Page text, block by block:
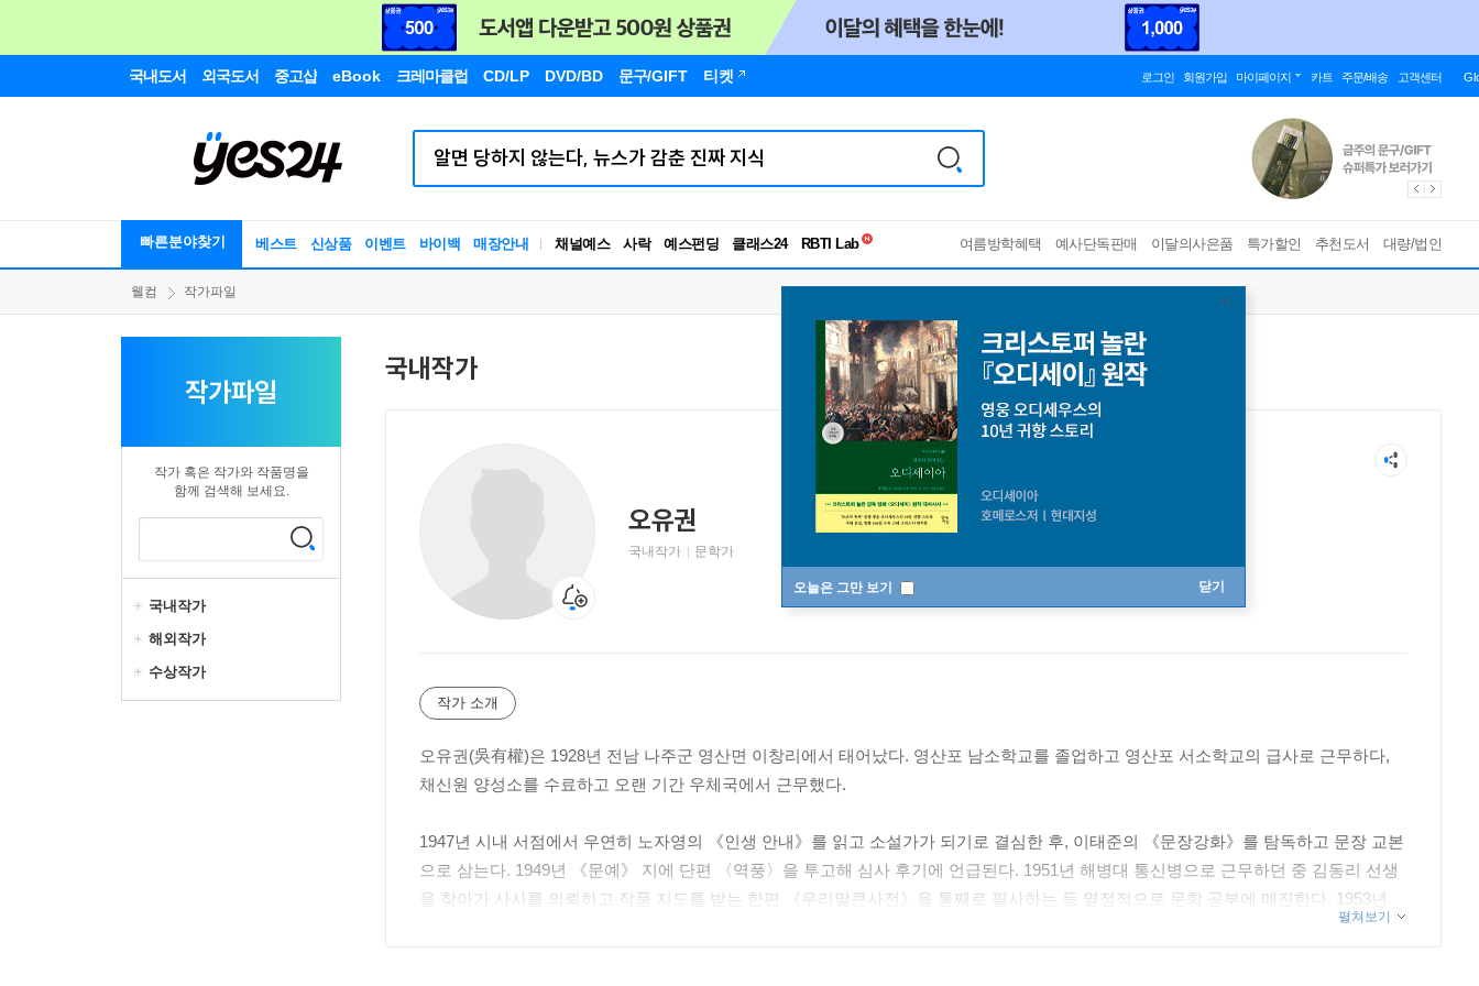
국내도서 외국도서 중고샵 eBook 크레마클럽 CD/LP DVD/BD 문구/GIFT 티켓 로그인 회원가입 마이페이지 카트 주문/배송 고객센터
빠른분야찾기 베스트 신상품 이벤트 바이백 매장안내 채널예스 사락 예스펀딩 클래스24
RBTI Lab
독서유형검사
여름방학혜택 예사단독판매 이달의사은품 특가할인 추천도서 대량/법인
오늘은 그만 보기 닫기
웰컴 작가파일
작가파일
작가 혹은 작가와 작품명을
함께 검색해 보세요.
국내작가
해외작가
수상작가
국내작가
오유권
국내작가 문학가
작가 소개
오유권(吳有權)은 1928년 전남 나주군 영산면 이창리에서 태어났다. 영산포 남소학교를 졸업하고 영산포 서소학교의 급사로 근무하다,
채신원 양성소를 수료하고 오랜 기간 우체국에서 근무했다.
1947년 시내 서점에서 우연히 노자영의 《인생 안내》를 읽고 소설가가 되기로 결심한 후, 이태준의 《문장강화》를 탐독하고 문장 교본
으로 삼는다. 1949년 《문예》 지에 단편 〈역풍〉을 투고해 심사 후기에 언급된다. 1951년 해병대 통신병으로 근무하던 중 김동리 선생
을 찾아가 사사를 의뢰하고 작품 지도를 받는 한편 《우리말큰사전》을 통째로 필사하는 등 열정적으로 문학 공부에 매진한다. 1953년
황순원 선생으로 작품 사사를 옮긴 후, 1955년 《현대문학》에 황순원 선생 추천으로 〈두 나그네〉, 〈참외〉가 발표되어 문단에 등단
펼쳐보기